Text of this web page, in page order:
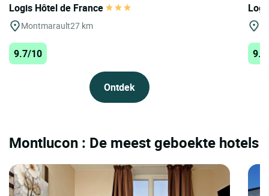
Logis Hôtel de France
Montmarault27 km
9.7/10
Ontdek
Montlucon : De meest geboekte hotels